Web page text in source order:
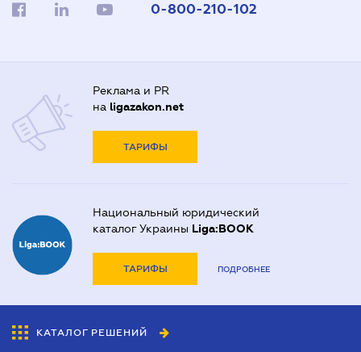
0-800-210-102
Реклама и PR
на ligazakon.net
ТАРИФЫ
Национальный юридический
каталог Украины Liga:BOOK
ТАРИФЫ ПОДРОБНЕЕ
КАТАЛОГ РЕШЕНИЙ